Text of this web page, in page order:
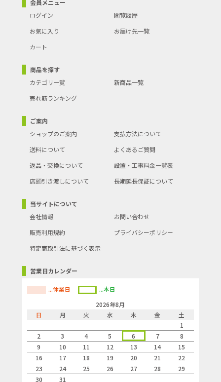
会員メニュー
ログイン
閲覧履歴
お気に入り
お届け先一覧
カート
商品を探す
カテゴリ一覧
新商品一覧
売れ筋ランキング
ご案内
ショップのご案内
支払方法について
送料について
よくあるご質問
返品・交換について
設置・工事料金一覧表
店頭引き渡しについて
長期延長保証について
当サイトについて
会社情報
お問い合わせ
販売利用規約
プライバシーポリシー
特定商取引法に基づく表示
営業日カレンダー
...休業日
...本日
2026年8月
日
月 火 水 木 金
土
1
2
3 4 5 6 7
8
9
10 11 12 13 14
15
16
17 18 19 20 21
22
23
24 25 26 27 28
29
30
31